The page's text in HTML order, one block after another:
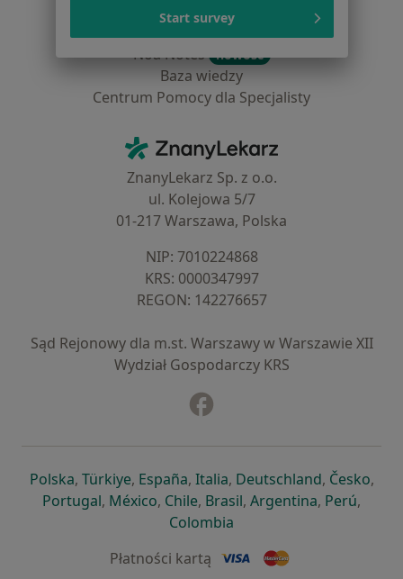
Dla lekarzy
Noa Notes nowość
Baza wiedzy
Centrum Pomocy dla Specjalisty
ZnanyLekarz - Strona główna
ZnanyLekarz Sp. z o.o.
ul. Kolejowa 5/7
01-217 Warszawa, Polska
NIP: ⁠7010224868
KRS: ⁠0000347997
REGON: ⁠142276657
Sąd Rejonowy dla m.st. Warszawy w Warszawie XII
Wydział Gospodarczy KRS
Polskaotwiera się w nowej karcie
, Türkiyeotwiera się w nowej karcie
, Españaotwiera się w nowej karcie
, Italiaotwiera się w nowej
, Deutschlandotwiera się
, Česko,
Portugalotwiera się w nowej karcie
, Méxicootwiera się w nowej karcie
, Chileotwiera się w nowej karcie
, Brasilotwiera się w nowej
, Argentinaotwiera się
, Perú,
Colombia
Płatności kartą
Start survey